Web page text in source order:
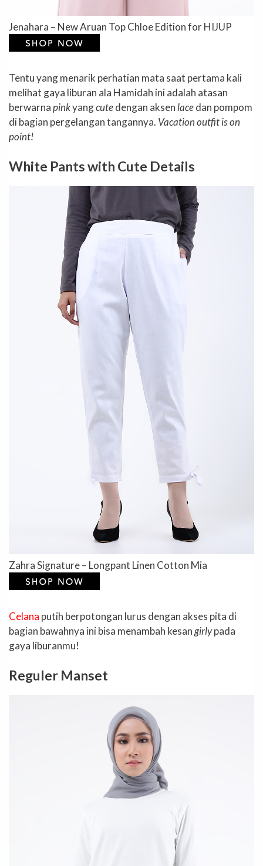
Jenahara – New Aruan Top Chloe Edition for HIJUP
Tentu yang menarik perhatian mata saat pertama kali
melihat gaya liburan ala Hamidah ini adalah atasan
berwarnapinkyangcutedengan aksen lacedan pompom
di bagian pergelangan tangannya. Vacation outfit is on
point!
White Pants with Cute Details
Zahra Signature – Longpant Linen Cotton Mia
Celana putih berpotongan lurus dengan akses pita di
bagian bawahnya ini bisa menambah kesangirlypada
gaya liburanmu!
Reguler Manset